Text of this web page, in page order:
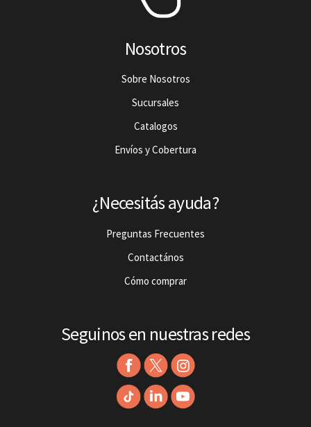
Nosotros
Sobre Nosotros
Sucursales
Catalogos
Envíos y Cobertura
¿Necesitás ayuda?
Preguntas Frecuentes
Contactános
Cómo comprar
Seguinos en nuestras redes